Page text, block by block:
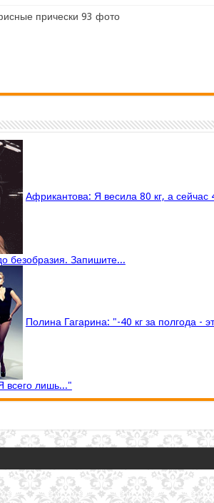
прически 93 фото
Африкантова: Я весила 80 кг, а сейчас
безобразия. Запишите...
Полина Гагарина: "-40 кг за полгода -
всего лишь..."